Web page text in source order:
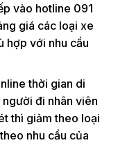
vào hotline 091
giá các loại xe
hợp với nhu cầu
thời gian di
đi nhân viên
thì giảm theo loại
nhu cầu của